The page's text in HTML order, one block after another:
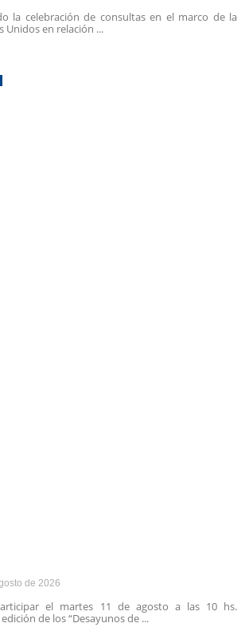
la celebración de consultas en el marco de la
Unidos en relación ...
de 2026
el martes 11 de agosto a las 10 hs.
de los “Desayunos de ...